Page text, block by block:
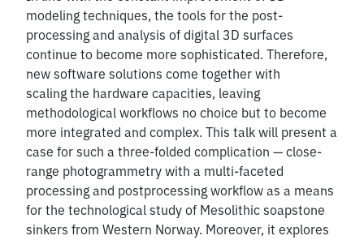
modeling techniques, the tools for the post-
processing and analysis of digital 3D surfaces
continue to become more sophisticated. Therefore,
new software solutions come together with
scaling the hardware capacities, leaving
methodological workflows no choice but to become
more integrated and complex. This talk will present a
case for such a three-folded complication — close-
range photogrammetry with a multi-faceted
processing and postprocessing workflow as a means
for the technological study of Mesolithic soapstone
sinkers from Western Norway. Moreover, it explores